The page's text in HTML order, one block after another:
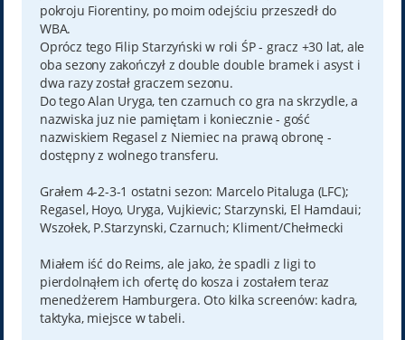
pokroju Fiorentiny, po moim odejściu przeszedł do
WBA.
Oprócz tego Filip Starzyński w roli ŚP - gracz +30 lat, ale
oba sezony zakończył z double double bramek i asyst i
dwa razy został graczem sezonu.
Do tego Alan Uryga, ten czarnuch co gra na skrzydle, a
nazwiska juz nie pamiętam i koniecznie - gość
nazwiskiem Regasel z Niemiec na prawą obronę -
dostępny z wolnego transferu.
Grałem 4-2-3-1 ostatni sezon: Marcelo Pitaluga (LFC);
Regasel, Hoyo, Uryga, Vujkievic; Starzynski, El Hamdaui;
Wszołek, P.Starzynski, Czarnuch; Kliment/Chełmecki
Miałem iść do Reims, ale jako, że spadli z ligi to
pierdolnąłem ich ofertę do kosza i zostałem teraz
menedżerem Hamburgera. Oto kilka screenów: kadra,
taktyka, miejsce w tabeli.